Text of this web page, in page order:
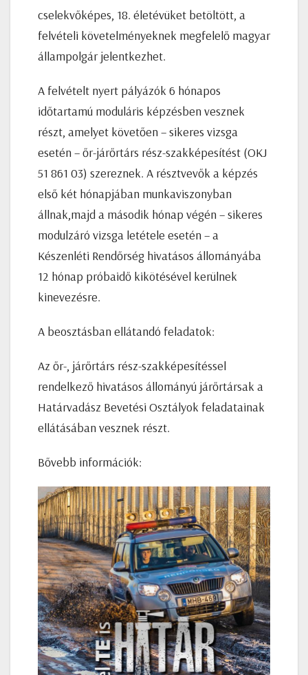
cselekvőképes, 18. életévüket betöltött, a
felvételi követelményeknek megfelelő magyar
állampolgár jelentkezhet.
A felvételt nyert pályázók 6 hónapos
időtartamú moduláris képzésben vesznek
részt, amelyet követően – sikeres vizsga
esetén – őr-járőrtárs rész-szakképesítést (OKJ
51 861 03) szereznek. A résztvevők a képzés
első két hónapjában munkaviszonyban
állnak,majd a második hónap végén – sikeres
modulzáró vizsga letétele esetén – a
Készenléti Rendőrség hivatásos állományába
12 hónap próbaidő kikötésével kerülnek
kinevezésre.
A beosztásban ellátandó feladatok:
Az őr-, járőrtárs rész-szakképesítéssel
rendelkező hivatásos állományú járőrtársak a
Határvadász Bevetési Osztályok feladatainak
ellátásában vesznek részt.
Bővebb információk: